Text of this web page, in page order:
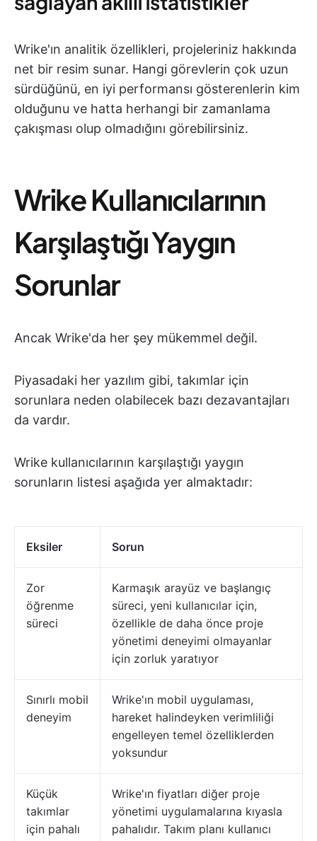
Wrike'ın analitik özellikleri, projeleriniz hakkında
net bir resim sunar. Hangi görevlerin çok uzun
sürdüğünü, en iyi performansı gösterenlerin kim
olduğunu ve hatta herhangi bir zamanlama
çakışması olup olmadığını görebilirsiniz.
Wrike Kullanıcılarının
Karşılaştığı Yaygın
Sorunlar
Ancak Wrike'da her şey mükemmel değil.
Piyasadaki her yazılım gibi, takımlar için
sorunlara neden olabilecek bazı dezavantajları
da vardır.
Wrike kullanıcılarının karşılaştığı yaygın
sorunların listesi aşağıda yer almaktadır:
Eksiler Sorun
Zor
öğrenme
süreci
Karmaşık arayüz ve başlangıç
süreci, yeni kullanıcılar için,
özellikle de daha önce proje
yönetimi deneyimi olmayanlar
için zorluk yaratıyor
Sınırlı mobil
deneyim
Wrike'ın mobil uygulaması,
hareket halindeyken verimliliği
engelleyen temel özelliklerden
yoksundur
Küçük
takımlar
için pahalı
Wrike'ın fiyatları diğer proje
yönetimi uygulamalarına kıyasla
pahalıdır. Takım planı kullanıcı